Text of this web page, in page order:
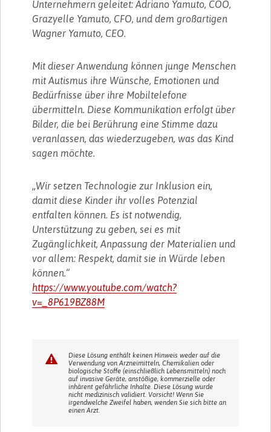
Unternehmern geleitet: Adriano Yamuto, COO,
Grazyelle Yamuto, CFO, und dem großartigen
Wagner Yamuto, CEO.
Mit dieser Anwendung können junge Menschen
mit Autismus ihre Wünsche, Emotionen und
Bedürfnisse über ihre Mobiltelefone
übermitteln. Diese Kommunikation erfolgt über
Bilder, die bei Berührung eine Stimme dazu
veranlassen, das wiederzugeben, was das Kind
sagen möchte.
„Wir setzen Technologie zur Inklusion ein,
damit diese Kinder ihr volles Potenzial
entfalten können. Es ist notwendig,
Unterstützung zu geben, sei es mit
Zugänglichkeit, Anpassung der Materialien und
vor allem: Respekt, damit sie in Würde leben
können.“
https://www.youtube.com/watch?
v=_8P619BZ88M
Diese Lösung enthält keinen Hinweis weder auf die
Verwendung von Arzneimitteln, Chemikalien oder
biologische Stoffe (einschließlich Lebensmitteln) noch
auf invasive Geräte, anstößige, kommerzielle oder
inhärent gefährliche Inhalte. Diese Lösung wurde
nicht medizinisch validiert. Vorsicht! Wenn Sie
irgendwelche Zweifel haben, wenden Sie sich bitte an
einen Arzt.